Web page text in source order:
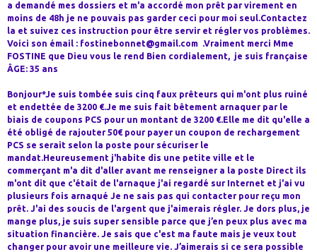
a demandé mes dossiers et m'a accordé mon prêt par virement en
moins de 48h je ne pouvais pas garder ceci pour moi seul.Contactez
la et suivez ces instruction pour être servir et régler vos problèmes.
Voici son émail : fostinebonnet@gmail.com .Vraiment merci Mme
FOSTINE que Dieu vous le rend Bien cordialement, je suis française
ÂGE: 35 ans
Bonjour*Je suis tombée suis cinq faux prêteurs qui m'ont plus ruiné
et endettée de 3200 €.Je me suis fait bêtement arnaquer par le
biais de coupons PCS pour un montant de 3200 €.Elle me dit qu'elle a
été obligé de rajouter 50€ pour payer un coupon de rechargement
PCS se serait selon la poste pour sécuriser le
mandat.Heureusement j'habite dis une petite ville et le
commerçant m'a dit d'aller avant me renseigner a la poste Direct ils
m'ont dit que c'était de l'arnaque j'ai regardé sur Internet et j'ai vu
plusieurs fois arnaqué Je ne sais pas qui contacter pour reçu mon
prêt. J'ai des soucis de l'argent que j'aimerais régler. Je dors plus, je
mange plus, je suis super sensible parce que j’en peux plus avec ma
situation financière. Je sais que c'est ma faute mais je veux tout
changer pour avoir une meilleure vie. J’aimerais si ce sera possible